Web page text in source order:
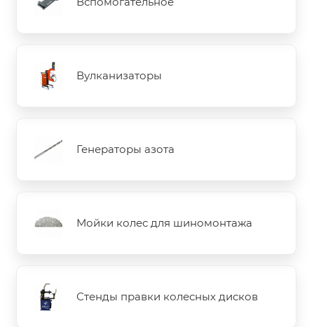
Вулканизаторы
Генераторы азота
Мойки колес для шиномонтажа
Стенды правки колесных дисков